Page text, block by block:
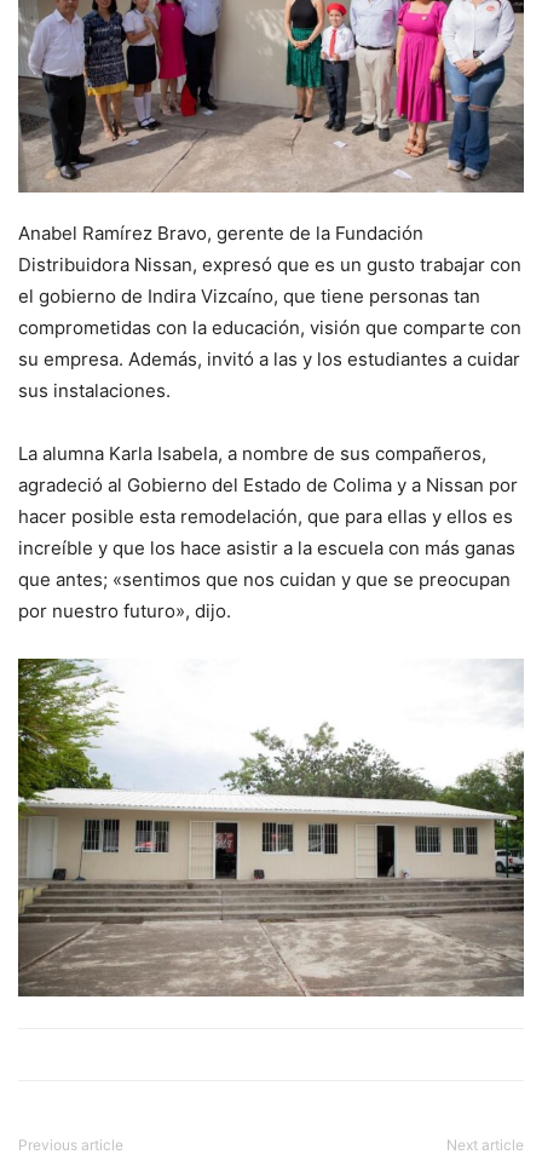
Anabel Ramírez Bravo, gerente de la Fundación
Distribuidora Nissan, expresó que es un gusto trabajar con
el gobierno de Indira Vizcaíno, que tiene personas tan
comprometidas con la educación, visión que comparte con
su empresa. Además, invitó a las y los estudiantes a cuidar
sus instalaciones.
La alumna Karla Isabela, a nombre de sus compañeros,
agradeció al Gobierno del Estado de Colima y a Nissan por
hacer posible esta remodelación, que para ellas y ellos es
increíble y que los hace asistir a la escuela con más ganas
que antes; «sentimos que nos cuidan y que se preocupan
por nuestro futuro», dijo.
Previous article Next article